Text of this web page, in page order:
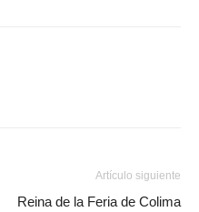
Artículo siguiente
Reina de la Feria de Colima